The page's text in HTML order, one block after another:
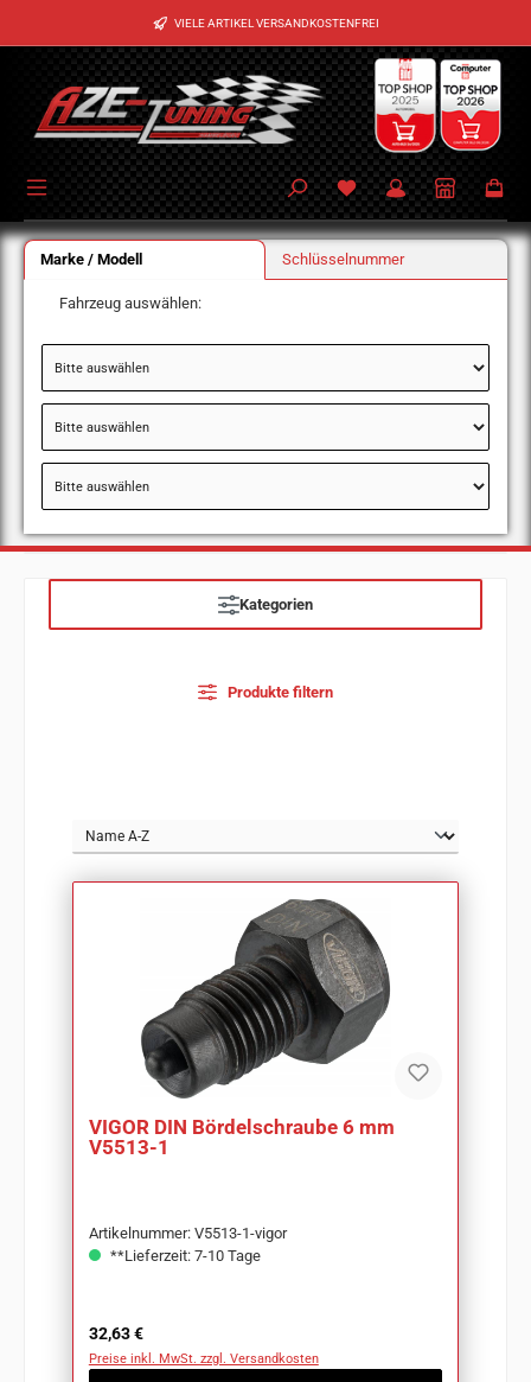
Zum Hauptinhalt springen VIELE ARTIKEL VERSANDKOSTENFREI
Marke / Modell Schlüsselnummer
Fahrzeug auswählen:
Kategorien
Produkte filtern
VIGOR DIN Bördelschraube 6 mm
V5513-1
Artikelnummer: V5513-1-vigor
**Lieferzeit: 7-10 Tage
Regulärer Preis:
32,63 €
Preise inkl. MwSt. zzgl. Versandkosten